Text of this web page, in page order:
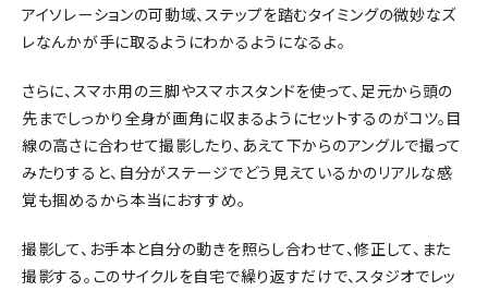
アイソレーションの可動域、ステップを踏むタイミングの微妙なズ
レなんかが手に取るようにわかるようになるよ。
さらに、スマホ用の三脚やスマホスタンドを使って、足元から頭の
先までしっかり全身が画角に収まるようにセットするのがコツ。目
線の高さに合わせて撮影したり、あえて下からのアングルで撮って
みたりすると、自分がステージでどう見えているかのリアルな感
覚も掴めるから本当におすすめ。
撮影して、お手本と自分の動きを照らし合わせて、修正して、また
撮影する。このサイクルを自宅で繰り返すだけで、スタジオでレッ